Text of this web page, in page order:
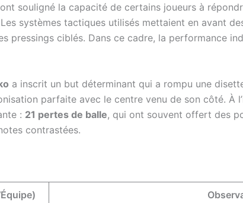
souligné la capacité de certains joueurs à
systèmes tactiques utilisés mettaient en avant
pressings ciblés. Dans ce cadre, la performance
a inscrit un but déterminant qui a rompu une
parfaite avec le centre venu de son côté. À
: 21 pertes de balle, qui ont souvent offert des
contrastées.